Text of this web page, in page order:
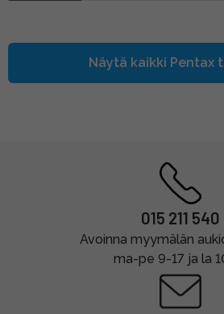
Näytä kaikki Pentax
015 211 540
Avoinna myymälän
ma-pe 9-17 ja la